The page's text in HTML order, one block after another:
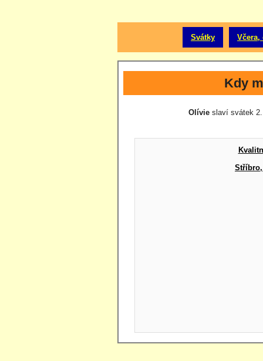
Svátky Včera,
Kdy
Olívie slaví svátek